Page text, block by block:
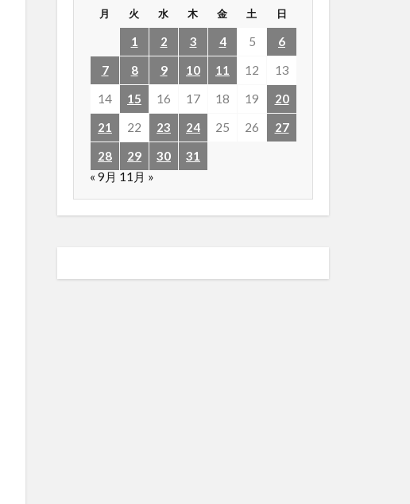
月 火 水 木 金 土 日
1 2 3 4 5
6
7
8 9 10 11 12
13
14
15 16 17 18 19
20
21
22 23 24 25 26
27
28
29 30
31
« 9月 11月 »